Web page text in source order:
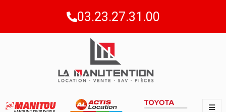
03.23.27.31.00